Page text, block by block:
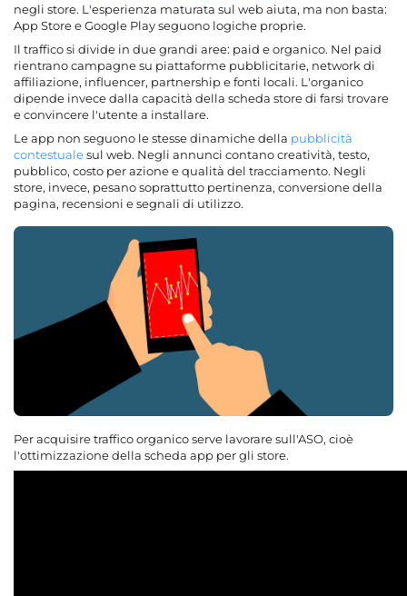
negli store. L'esperienza maturata sul web aiuta, ma non basta:
App Store e Google Play seguono logiche proprie.
Il traffico si divide in due grandi aree: paid e organico. Nel paid
rientrano campagne su piattaforme pubblicitarie, network di
affiliazione, influencer, partnership e fonti locali. L'organico
dipende invece dalla capacità della scheda store di farsi trovare
e convincere l'utente a installare.
Le app non seguono le stesse dinamiche della pubblicità
contestualesul web. Negli annunci contano creatività, testo,
pubblico, costo per azione e qualità del tracciamento. Negli
store, invece, pesano soprattutto pertinenza, conversione della
pagina, recensioni e segnali di utilizzo.
Per acquisire traffico organico serve lavorare sull'ASO, cioè
l'ottimizzazione della scheda app per gli store.